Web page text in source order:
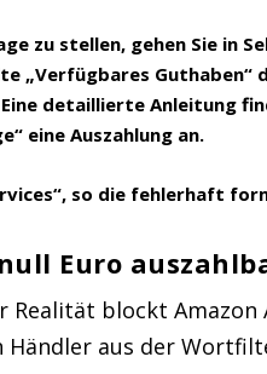
zu stellen, gehen Sie in
„Verfügbares Guthaben“
detaillierte Anleitung
eine Auszahlung an.
so die fehlerhaft
Euro
Realität blockt
Händler aus der